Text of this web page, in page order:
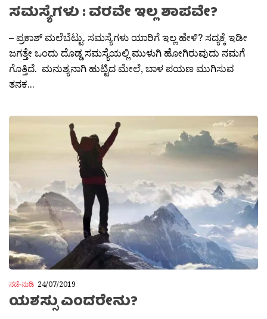
ಸಮಸ್ಯೆಗಳು : ವರವೇ ಇಲ್ಲ ಶಾಪವೇ?
– ಪ್ರಕಾಶ್ ಮಲೆಬೆಟ್ಟು. ಸಮಸ್ಯೆಗಳು ಯಾರಿಗೆ ಇಲ್ಲ ಹೇಳಿ? ಸದ್ಯಕ್ಕೆ ಇಡೀ
ಜಗತ್ತೇ ಒಂದು ದೊಡ್ಡ ಸಮಸ್ಯೆಯಲ್ಲಿ ಮುಳುಗಿ ಹೋಗಿರುವುದು ನಮಗೆ
ಗೊತ್ತಿದೆ. ಮನುಶ್ಯನಾಗಿ ಹುಟ್ಟಿದ ಮೇಲೆ, ಬಾಳ ಪಯಣ ಮುಗಿಸುವ
ತನಕ...
ನಡೆ-ನುಡಿ 24/07/2019
ಯಶಸ್ಸು ಎಂದರೇನು?